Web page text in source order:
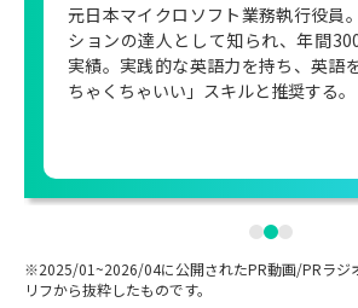
元テレビ朝日アナウンサー。18年半
して活動後、現在は海外旅行ベンチ
ベル」執行役員としてPR・経営
2025年10月からハワイ海外赴任開始。
※2025/01~2026/04に公開されたPR動画/PRラジ
リフから抜粋したものです。